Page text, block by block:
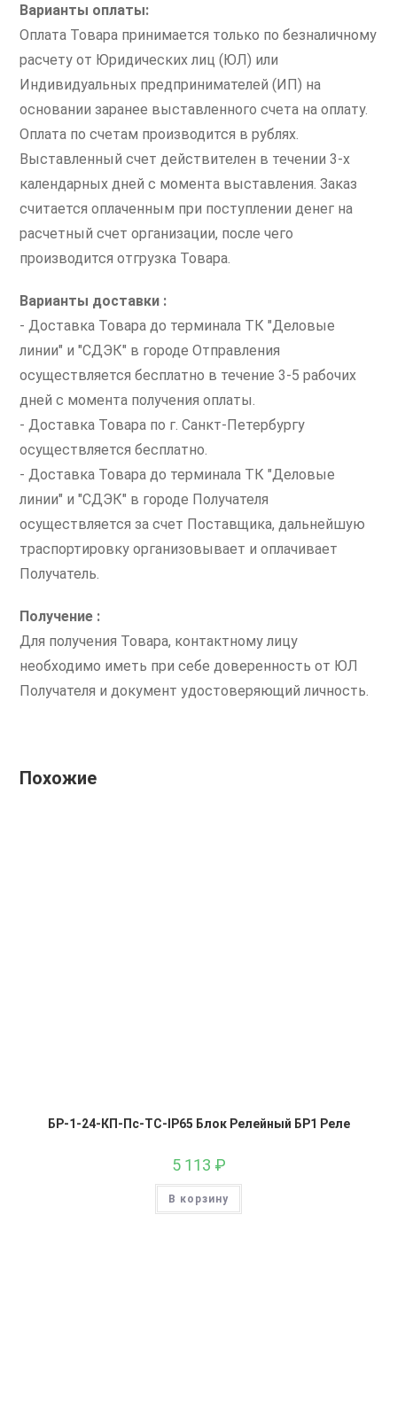
Варианты оплаты:
Оплата Товара принимается только по безналичному
расчету от Юридических лиц (ЮЛ) или
Индивидуальных предпринимателей (ИП) на
основании заранее выставленного счета на оплату.
Оплата по счетам производится в рублях.
Выставленный счет действителен в течении 3-х
календарных дней с момента выставления. Заказ
считается оплаченным при поступлении денег на
расчетный счет организации, после чего
производится отгрузка Товара.
Варианты доставки :
- Доставка Товара до терминала ТК "Деловые
линии" и "СДЭК" в городе Отправления
осуществляется бесплатно в течение 3-5 рабочих
дней с момента получения оплаты.
- Доставка Товара по г. Санкт-Петербургу
осуществляется бесплатно.
- Доставка Товара до терминала ТК "Деловые
линии" и "СДЭК" в городе Получателя
осуществляется за счет Поставщика, дальнейшую
траспортировку организовывает и оплачивает
Получатель.
Получение :
Для получения Товара, контактному лицу
необходимо иметь при себе доверенность от ЮЛ
Получателя и документ удостоверяющий личность.
Похожие
БР-1-24-КП-Пс-ТС-IP65 Блок Релейный БР1 Реле
5 113 ₽
В корзину